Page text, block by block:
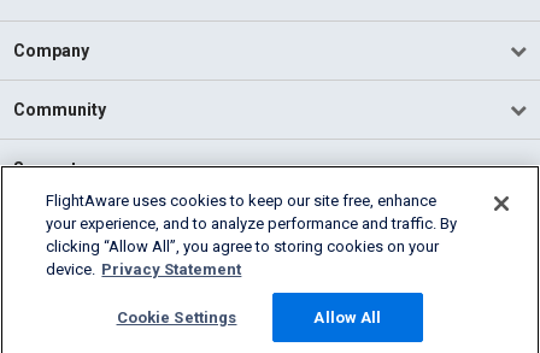
Company
Community
Support
English (USA)
2026 FlightAware
Cookie Settings
FlightAware uses cookies to keep our site free, enhance
your experience, and to analyze performance and traffic. By
clicking “Allow All”, you agree to storing cookies on your
device. Privacy Statement
Cookie Settings Allow All